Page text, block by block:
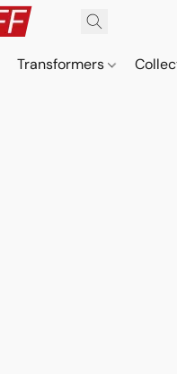
Transformers